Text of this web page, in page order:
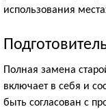
использования
Полная замена
включает в себя и
быть согласован с